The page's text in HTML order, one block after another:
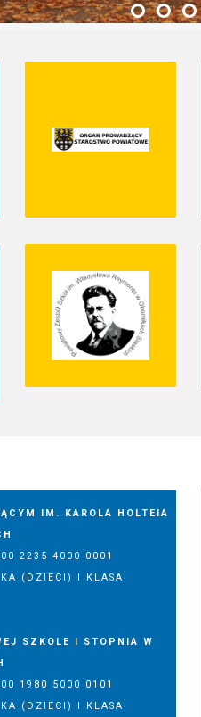
IM. KAROLA HOLTEIA
2235 4000 0001
(DZIECI) I KLASA
SZKOLE I STOPNIA W
1980 5000 0101
(DZIECI) I KLASA